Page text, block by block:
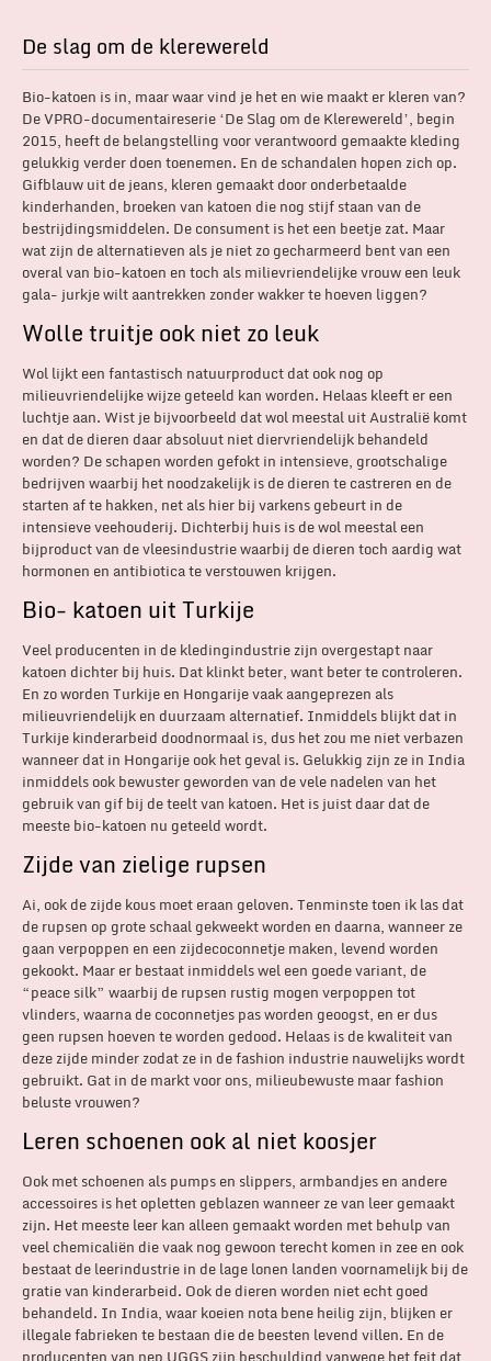
De slag om de klerewereld
Bio-katoen is in, maar waar vind je het en wie maakt er kleren van?
De VPRO-documentaireserie ‘De Slag om de Klerewereld’, begin
2015, heeft de belangstelling voor verantwoord gemaakte kleding
gelukkig verder doen toenemen. En de schandalen hopen zich op.
Gifblauw uit de jeans, kleren gemaakt door onderbetaalde
kinderhanden, broeken van katoen die nog stijf staan van de
bestrijdingsmiddelen. De consument is het een beetje zat. Maar
wat zijn de alternatieven als je niet zo gecharmeerd bent van een
overal van bio-katoen en toch als milievriendelijke vrouw een leuk
gala- jurkje wilt aantrekken zonder wakker te hoeven liggen?
Wolle truitje ook niet zo leuk
Wol lijkt een fantastisch natuurproduct dat ook nog op
milieuvriendelijke wijze geteeld kan worden. Helaas kleeft er een
luchtje aan. Wist je bijvoorbeeld dat wol meestal uit Australië komt
en dat de dieren daar absoluut niet diervriendelijk behandeld
worden? De schapen worden gefokt in intensieve, grootschalige
bedrijven waarbij het noodzakelijk is de dieren te castreren en de
starten af te hakken, net als hier bij varkens gebeurt in de
intensieve veehouderij. Dichterbij huis is de wol meestal een
bijproduct van de vleesindustrie waarbij de dieren toch aardig wat
hormonen en antibiotica te verstouwen krijgen.
Bio- katoen uit Turkije
Veel producenten in de kledingindustrie zijn overgestapt naar
katoen dichter bij huis. Dat klinkt beter, want beter te controleren.
En zo worden Turkije en Hongarije vaak aangeprezen als
milieuvriendelijk en duurzaam alternatief. Inmiddels blijkt dat in
Turkije kinderarbeid doodnormaal is, dus het zou me niet verbazen
wanneer dat in Hongarije ook het geval is. Gelukkig zijn ze in India
inmiddels ook bewuster geworden van de vele nadelen van het
gebruik van gif bij de teelt van katoen. Het is juist daar dat de
meeste bio-katoen nu geteeld wordt.
Zijde van zielige rupsen
Ai, ook de zijde kous moet eraan geloven. Tenminste toen ik las dat
de rupsen op grote schaal gekweekt worden en daarna, wanneer ze
gaan verpoppen en een zijdecoconnetje maken, levend worden
gekookt. Maar er bestaat inmiddels wel een goede variant, de
“peace silk” waarbij de rupsen rustig mogen verpoppen tot
vlinders, waarna de coconnetjes pas worden geoogst, en er dus
geen rupsen hoeven te worden gedood. Helaas is de kwaliteit van
deze zijde minder zodat ze in de fashion industrie nauwelijks wordt
gebruikt. Gat in de markt voor ons, milieubewuste maar fashion
beluste vrouwen?
Leren schoenen ook al niet koosjer
Ook met schoenen als pumps en slippers, armbandjes en andere
accessoires is het opletten geblazen wanneer ze van leer gemaakt
zijn. Het meeste leer kan alleen gemaakt worden met behulp van
veel chemicaliën die vaak nog gewoon terecht komen in zee en ook
bestaat de leerindustrie in de lage lonen landen voornamelijk bij de
gratie van kinderarbeid. Ook de dieren worden niet echt goed
behandeld. In India, waar koeien nota bene heilig zijn, blijken er
illegale fabrieken te bestaan die de beesten levend villen. En de